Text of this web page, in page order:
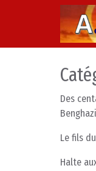
Skip to content
Main
Des
Le fils
Halte